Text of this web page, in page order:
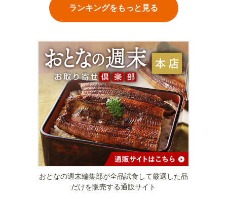
ランキングをもっと見る
おとなの週末編集部が全品試食して厳選した品
だけを販売する通販サイト